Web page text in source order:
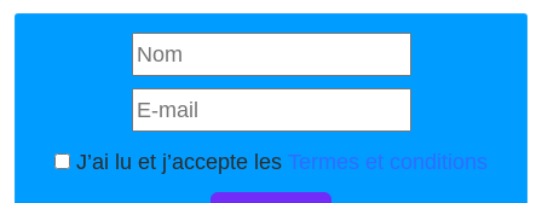
J’ai lu et j’accepte les Termes et conditions